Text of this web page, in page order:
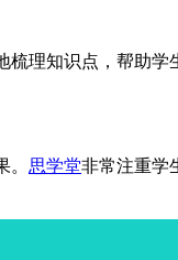
理知识点，帮助学
思学堂非常注重学